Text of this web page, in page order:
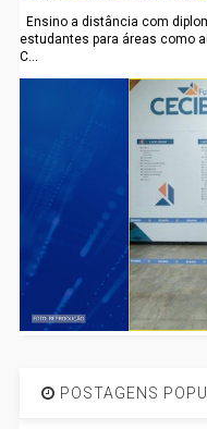
Ensino a distância com
estudantes para áreas como
C...
POSTAGENS